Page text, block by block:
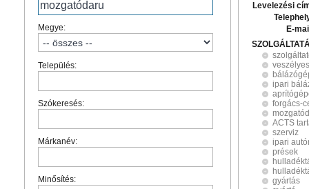
Megye:
Település:
Szókeresés:
Márkanév:
Minősítés:
Levelezési
E-
ipari
forgács-
ACTS
szerviz
ipari
prések
gyártás